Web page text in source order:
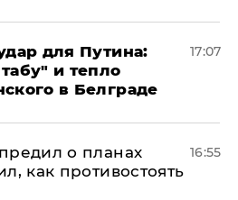
для Путина:
и тепло
в Белграде
17:07
о планах
как противостоять
16:55